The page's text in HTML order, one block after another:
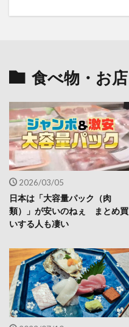
食べ物・お店
2026/03/05
日本は「大容量パック（肉
類）」が安いのねぇ まとめ買
いする人も凄い